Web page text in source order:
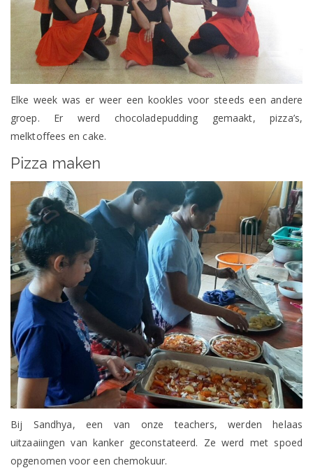
Elke week was er weer een kookles voor steeds een andere
groep. Er werd chocoladepudding gemaakt, pizza’s,
melktoffees en cake.
Pizza maken
Bij Sandhya, een van onze teachers, werden helaas
uitzaaiingen van kanker geconstateerd. Ze werd met spoed
opgenomen voor een chemokuur.